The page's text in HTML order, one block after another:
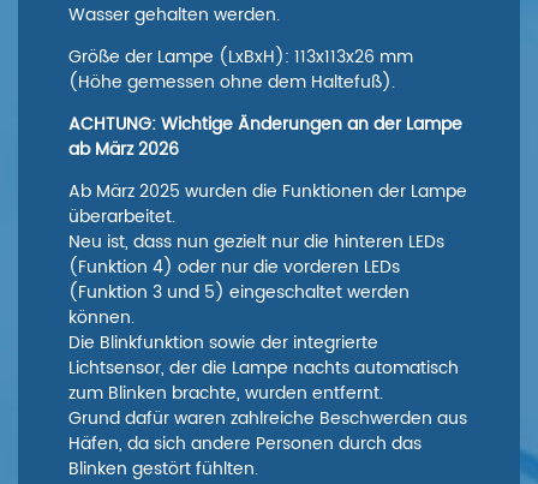
Wasser gehalten werden.
Größe der Lampe (LxBxH): 113x113x26 mm
(Höhe gemessen ohne dem Haltefuß).
ACHTUNG: Wichtige Änderungen an der Lampe
ab März 2026
Ab März 2025 wurden die Funktionen der Lampe
überarbeitet.
Neu ist, dass nun gezielt nur die hinteren LEDs
(Funktion 4) oder nur die vorderen LEDs
(Funktion 3 und 5) eingeschaltet werden
können.
Die Blinkfunktion sowie der integrierte
Lichtsensor, der die Lampe nachts automatisch
zum Blinken brachte, wurden entfernt.
Grund dafür waren zahlreiche Beschwerden aus
Häfen, da sich andere Personen durch das
Blinken gestört fühlten.